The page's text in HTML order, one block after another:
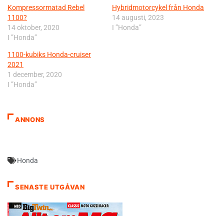
Kompressormatad Rebel
1100?
14 oktober, 2020
I ”Honda”
Hybridmotorcykel från Honda
14 augusti, 2023
I ”Honda”
1100-kubiks Honda-cruiser
2021
1 december, 2020
I ”Honda”
ANNONS
Honda
SENASTE UTGÅVAN